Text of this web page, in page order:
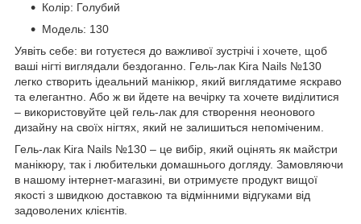
Колір: Голубий
Модель: 130
Уявіть себе: ви готуєтеся до важливої зустрічі і хочете, щоб
ваші нігті виглядали бездоганно. Гель-лак Kira Nails №130
легко створить ідеальний манікюр, який виглядатиме яскраво
та елегантно. Або ж ви йдете на вечірку та хочете виділитися
– використовуйте цей гель-лак для створення неонового
дизайну на своїх нігтях, який не залишиться непоміченим.
Гель-лак Kira Nails №130 – це вибір, який оцінять як майстри
манікюру, так і любительки домашнього догляду. Замовляючи
в нашому інтернет-магазині, ви отримуєте продукт вищої
якості з швидкою доставкою та відмінними відгуками від
задоволених клієнтів.